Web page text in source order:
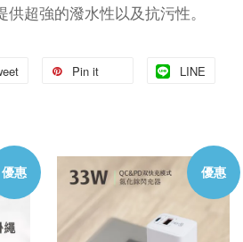
超強的潑水性以及抗污性。
Pin it LINE
優惠 優惠